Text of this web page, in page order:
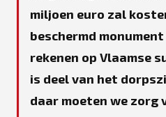
miljoen euro zal
beschermd
rekenen op Vlaamse
is deel van het
daar moeten we zorg